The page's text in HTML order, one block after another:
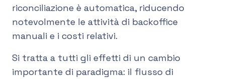
riconciliazione è automatica, riducendo
notevolmente le attività di backoffice
manuali e i costi relativi.
Si tratta a tutti gli effetti di un cambio
importante di paradigma: il flusso di